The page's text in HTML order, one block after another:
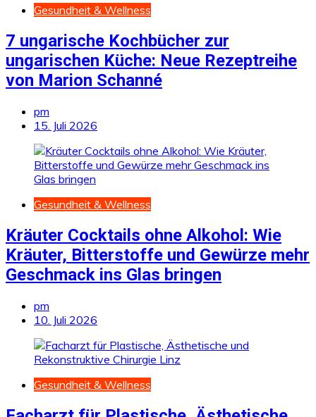
Gesundheit & Wellness
7 ungarische Kochbücher zur
ungarischen Küche: Neue Rezeptreihe
von Marion Schanné
pm
15. Juli 2026
Gesundheit & Wellness
Kräuter Cocktails ohne Alkohol: Wie
Kräuter, Bitterstoffe und Gewürze mehr
Geschmack ins Glas bringen
pm
10. Juli 2026
Gesundheit & Wellness